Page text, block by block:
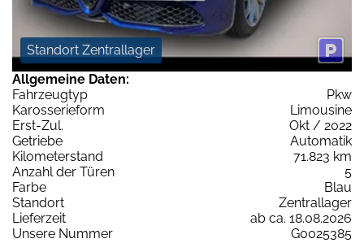
Standort Zentrallager
Allgemeine Daten:
Fahrzeugtyp
Pkw
Karosserieform
Limousine
Erst-Zul.
Okt / 2022
Getriebe
Automatik
Kilometerstand
71.823 km
Anzahl der Türen
5
Farbe
Blau
Standort
Zentrallager
Lieferzeit
ab ca. 18.08.2026
Unsere Nummer
G0025385